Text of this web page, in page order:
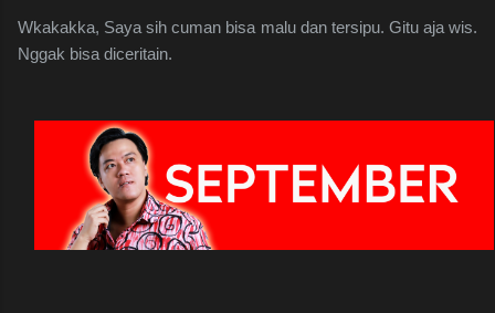
Wkakakka, Saya sih cuman bisa malu dan tersipu. Gitu aja wis.
Nggak bisa diceritain.